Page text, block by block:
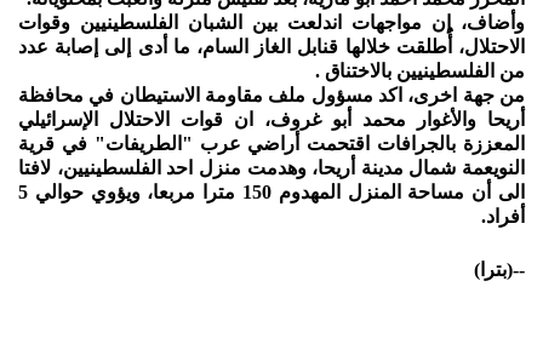
وأضاف، إن مواجهات اندلعت بين الشبان الفلسطينيين وقوات
الاحتلال، أُطلقت خلالها قنابل الغاز السام، ما أدى إلى إصابة عدد
من الفلسطينيين بالاختناق .
من جهة اخرى، اكد مسؤول ملف مقاومة الاستيطان في محافظة
أريحا والأغوار محمد أبو غروف، ان قوات الاحتلال الإسرائيلي
المعززة بالجرافات اقتحمت أراضي عرب "الطريفات" في قرية
النويعمة شمال مدينة أريحا، وهدمت منزل احد الفلسطينيين، لافتا
الى أن مساحة المنزل المهدوم 150 مترا مربعا، ويؤوي حوالي 5
أفراد.
--(بترا)